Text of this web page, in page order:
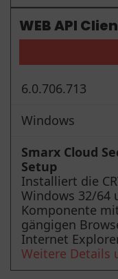
WEB API
6.0.706.713
Windows
Smarx Cloud
Setup
Installiert die
Windows 32/64
Komponente
gängigen
Internet
Weitere Details